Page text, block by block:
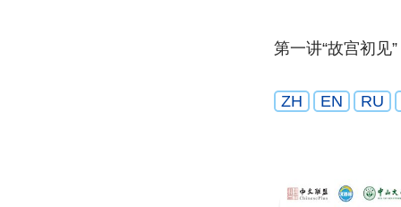
第一讲“故宫初见”
ZH EN RU